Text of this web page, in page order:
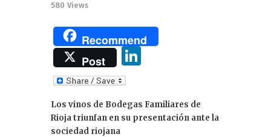
580 Views
Recommend
Post
k
e
Los vinos de Bodegas Familiares de
Rioja triunfan en su presentación ante la
sociedad riojana